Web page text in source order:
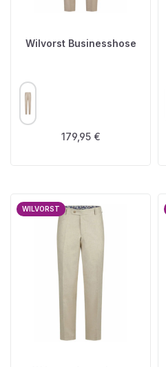
Wilvorst Businesshose
FARBE
Regulärer Preis:
179,95 €
WILVORST